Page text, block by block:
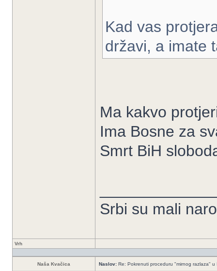
Kad vas
državi, a imate
Ma kakvo
Ima Bosne za
Smrt BiH
Srbi su mali
Vrh
Naša Kvačica Naslov: Re: Pokrenuti proceduru "mirnog razlaza" u